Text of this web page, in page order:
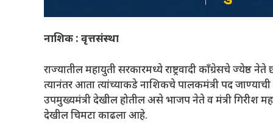
नाशिक : वृत्तसंस्था
राज्यातील महायुती सरकारमध्ये राष्ट्रवादी कॉंग्रेसचे
त्यानंतर आता त्यांच्याकडे नाशिकचे पालकमंत्री पद
उपमुख्यमंत्री देखील होतील असे भाजप नेते व मंत्री गिरीश
देखील चिमटा काढला आहे.